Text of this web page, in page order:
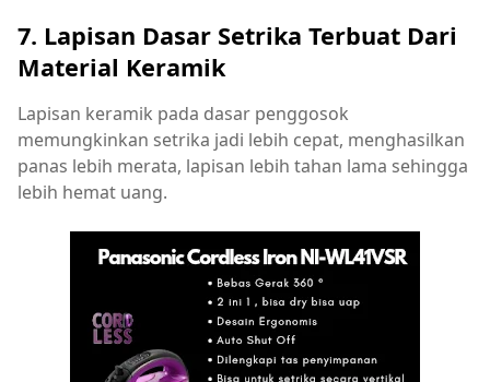
7. Lapisan Dasar Setrika Terbuat Dari
Material Keramik
Lapisan keramik pada dasar penggosok
memungkinkan setrika jadi lebih cepat, menghasilkan
panas lebih merata, lapisan lebih tahan lama sehingga
lebih hemat uang.